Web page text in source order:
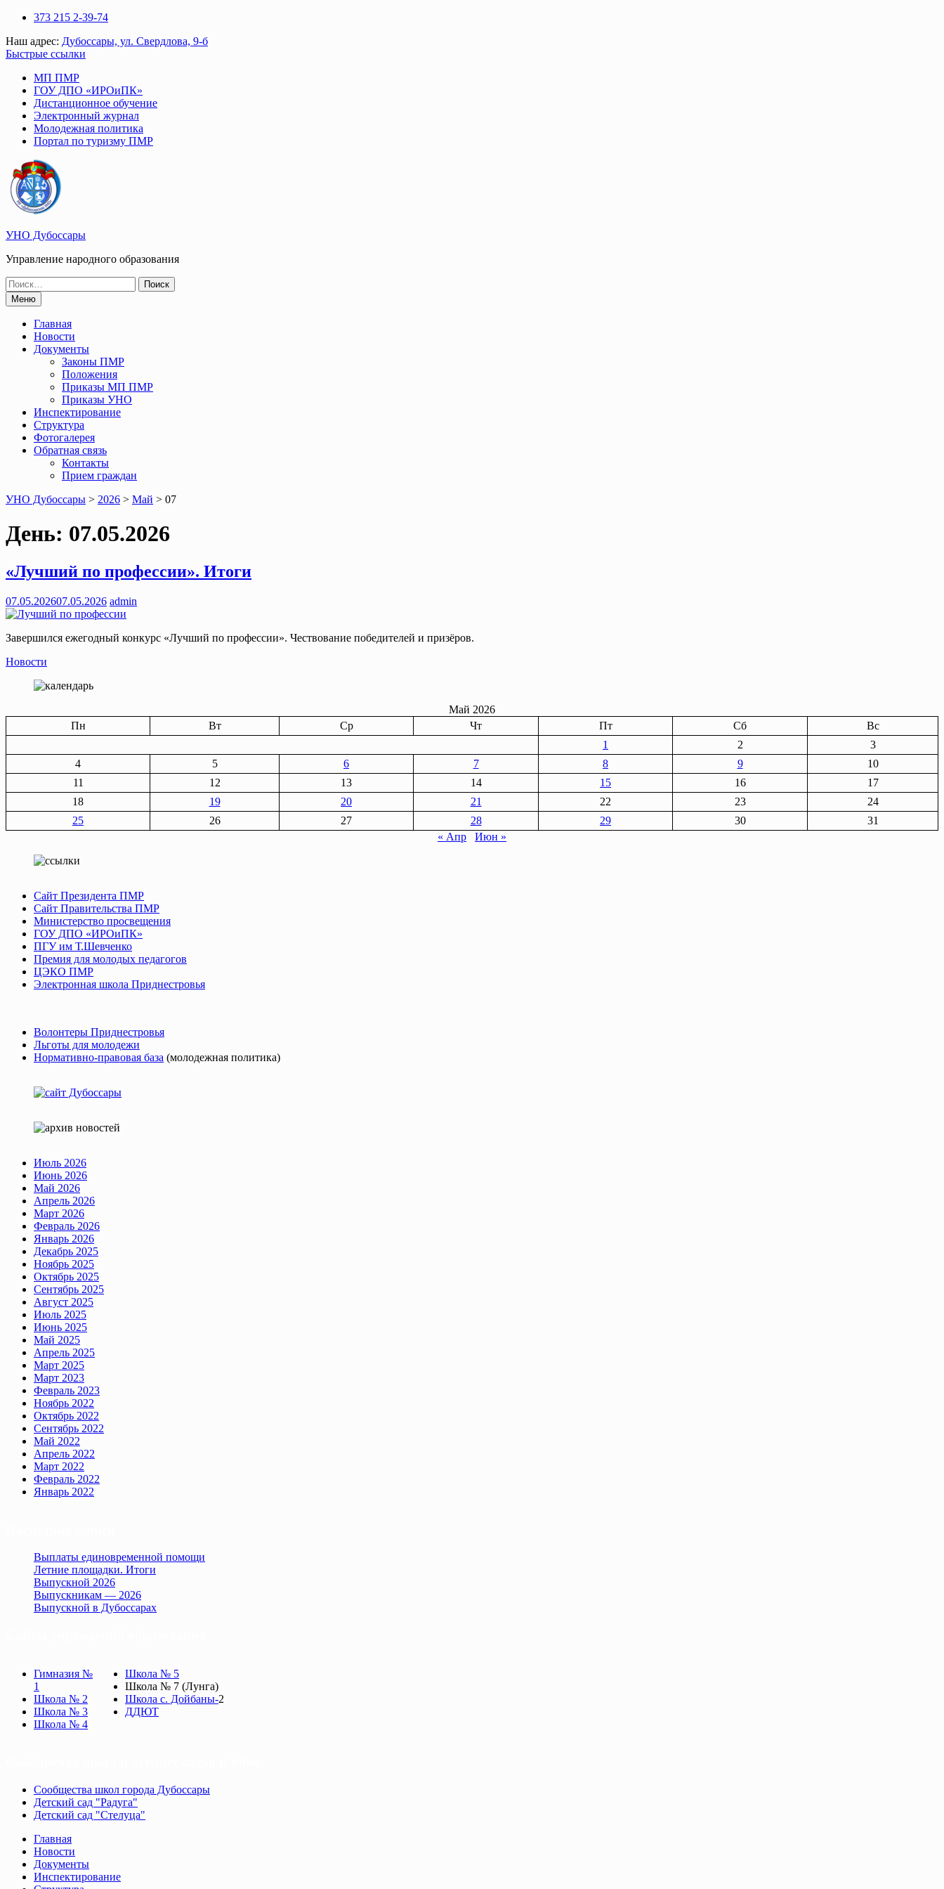
Перейти
содержимому
373 215 2-39-74
Наш адрес: Дубоссары, ул. Свердлова, 9-б
Быстрые ссылки
МП ПМР
ГОУ ДПО «ИРОиПК»
Дистанционное обучение
Электронный журнал
Молодежная политика
Портал по туризму ПМР
УНО Дубоссары
Управление народного образования
Поиск
по:Меню
Главная
Новости
Документы
Законы ПМР
Положения
Приказы МП ПМР
Приказы УНО
Инспектирование
Структура
Фотогалерея
Обратная связь
Контакты
Прием граждан
УНО Дубоссары > 2026 > Май > 07
День: 07.05.2026
«Лучший по профессии». Итоги
07.05.202607.05.2026 admin
Завершился ежегодный конкурс «Лучший по профессии». Чествование победителей и призёров.
Новости
Май 2026
Пн
Вт Ср Чт Пт Сб
Вс
1
2
3
4
5 6 7 8 9
10
11
12 13 14 15 16
17
18
19 20 21 22 23
24
25
26 27 28 29 30
31
« Апр
Июн »
Сайт Президента ПМР
Сайт Правительства ПМР
Министерство просвещения
ГОУ ДПО «ИРОиПК»
ПГУ им Т.Шевченко
Премия для молодых педагогов
ЦЭКО ПМР
Электронная школа Приднестровья
Волонтеры Приднестровья
Льготы для молодежи
Нормативно-правовая база (молодежная политика)
Июль 2026
Июнь 2026
Май 2026
Апрель 2026
Март 2026
Февраль 2026
Январь 2026
Декабрь 2025
Ноябрь 2025
Октябрь 2025
Сентябрь 2025
Август 2025
Июль 2025
Июнь 2025
Май 2025
Апрель 2025
Март 2025
Март 2023
Февраль 2023
Ноябрь 2022
Октябрь 2022
Сентябрь 2022
Май 2022
Апрель 2022
Март 2022
Февраль 2022
Январь 2022
Выплаты единовременной помощи
Летние площадки. Итоги
Выпускной 2026
Выпускникам — 2026
Выпускной в Дубоссарах
Гимназия №
1
Школа № 2
Школа № 3
Школа № 4
Школа № 5
Школа № 7 (Лунга)
Школа с. Дойбаны-2
ДДЮТ
Сообщества школ города Дубоссары
Детский сад "Радуга"
Детский сад "Стелуца"
Главная
Новости
Документы
Инспектирование